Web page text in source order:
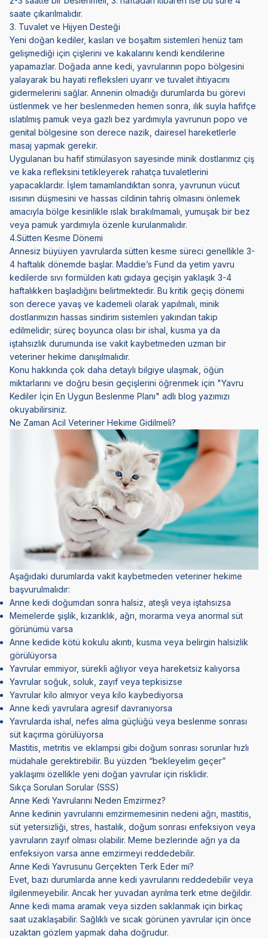
saate çıkarılmalıdır.
3. Tuvalet ve Hijyen Desteği
Yeni doğan kediler, kasları ve boşaltım sistemleri henüz tam
gelişmediği için çişlerini ve kakalarını kendi kendilerine
yapamazlar. Doğada anne kedi, yavrularının popo bölgesini
yalayarak bu hayati refleksleri uyarır ve tuvalet ihtiyacını
gidermelerini sağlar. Annenin olmadığı durumlarda bu görevi
üstlenmek ve her beslenmeden hemen sonra, ılık suyla hafifçe
ıslatılmış pamuk veya gazlı bez yardımıyla yavrunun popo ve
genital bölgesine son derece nazik, dairesel hareketlerle
masaj yapmak gerekir.
Uygulanan bu hafif stimülasyon sayesinde minik dostlarımız çiş
ve kaka refleksini tetikleyerek rahatça tuvaletlerini
yapacaklardır. İşlem tamamlandıktan sonra, yavrunun vücut
ısısının düşmesini ve hassas cildinin tahriş olmasını önlemek
amacıyla bölge kesinlikle ıslak bırakılmamalı, yumuşak bir bez
veya pamuk yardımıyla özenle kurulanmalıdır.
4.Sütten Kesme Dönemi
Annesiz büyüyen yavrularda sütten kesme süreci genellikle 3-
4 haftalık dönemde başlar. Maddie’s Fund da yetim yavru
kedilerde sıvı formülden katı gıdaya geçişin yaklaşık 3-4
haftalıkken başladığını belirtmektedir. Bu kritik geçiş dönemi
son derece yavaş ve kademeli olarak yapılmalı, minik
dostlarımızın hassas sindirim sistemleri yakından takip
edilmelidir; süreç boyunca olası bir ishal, kusma ya da
iştahsızlık durumunda ise vakit kaybetmeden uzman bir
veteriner hekime danışılmalıdır.
Konu hakkında çok daha detaylı bilgiye ulaşmak, öğün
miktarlarını ve doğru besin geçişlerini öğrenmek için "Yavru
Kediler İçin En Uygun Beslenme Planı" adlı blog yazımızı
okuyabilirsiniz.
Ne Zaman Acil Veteriner Hekime Gidilmeli?
Aşağıdaki durumlarda vakit kaybetmeden veteriner hekime
başvurulmalıdır:
Anne kedi doğumdan sonra halsiz, ateşli veya iştahsızsa
Memelerde şişlik, kızarıklık, ağrı, morarma veya anormal süt
görünümü varsa
Anne kedide kötü kokulu akıntı, kusma veya belirgin halsizlik
görülüyorsa
Yavrular emmiyor, sürekli ağlıyor veya hareketsiz kalıyorsa
Yavrular soğuk, soluk, zayıf veya tepkisizse
Yavrular kilo almıyor veya kilo kaybediyorsa
Anne kedi yavrulara agresif davranıyorsa
Yavrularda ishal, nefes alma güçlüğü veya beslenme sonrası
süt kaçırma görülüyorsa
Mastitis, metritis ve eklampsi gibi doğum sonrası sorunlar hızlı
müdahale gerektirebilir. Bu yüzden “bekleyelim geçer”
yaklaşımı özellikle yeni doğan yavrular için risklidir.
Sıkça Sorulan Sorular (SSS)
Anne Kedi Yavrularını Neden Emzirmez?
Anne kedinin yavrularını emzirmemesinin nedeni ağrı, mastitis,
süt yetersizliği, stres, hastalık, doğum sonrası enfeksiyon veya
yavruların zayıf olması olabilir. Meme bezlerinde ağrı ya da
enfeksiyon varsa anne emzirmeyi reddedebilir.
Anne Kedi Yavrusunu Gerçekten Terk Eder mi?
Evet, bazı durumlarda anne kedi yavrularını reddedebilir veya
ilgilenmeyebilir. Ancak her yuvadan ayrılma terk etme değildir.
Anne kedi mama aramak veya sizden saklanmak için birkaç
saat uzaklaşabilir. Sağlıklı ve sıcak görünen yavrular için önce
uzaktan gözlem yapmak daha doğrudur.